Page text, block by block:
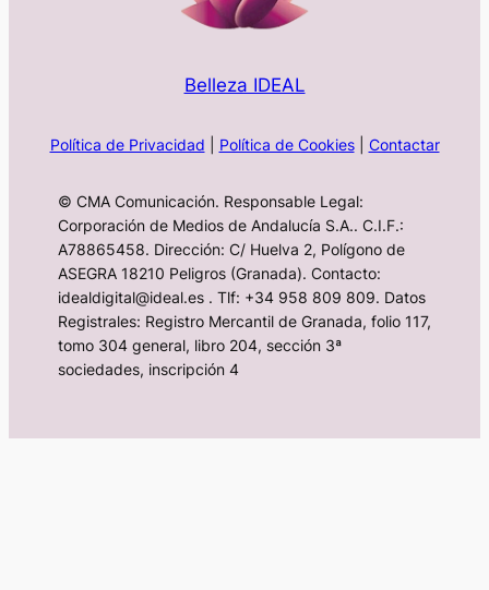
Belleza IDEAL
Política de Privacidad Política de Cookies| Contactar
© CMA Comunicación. Responsable Legal:
Corporación de Medios de Andalucía S.A.. C.I.F.:
A78865458. Dirección: C/ Huelva 2, Polígono de
ASEGRA 18210 Peligros (Granada). Contacto:
idealdigital@ideal.es . Tlf: +34 958 809 809. Datos
Registrales: Registro Mercantil de Granada, folio 117,
tomo 304 general, libro 204, sección 3ª
sociedades, inscripción 4